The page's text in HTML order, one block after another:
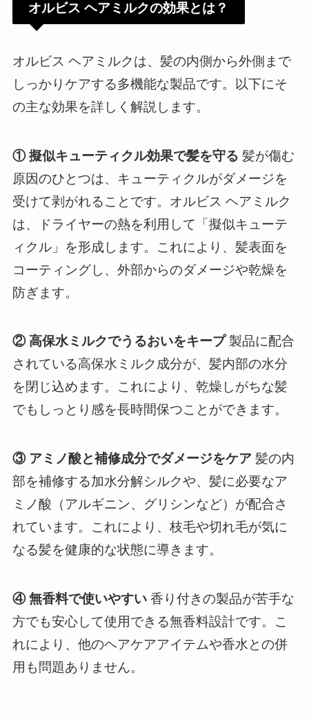
オルビス ヘアミルクの効果とは？
オルビス ヘアミルクは、髪の内側から外側まで
しっかりケアする多機能な製品です。以下にそ
の主な効果を詳しく解説します。
① 擬似キューティクル効果で髪を守る 髪が傷む
原因のひとつは、キューティクルがダメージを
受けて剥がれることです。オルビス ヘアミルク
は、ドライヤーの熱を利用して「擬似キューテ
ィクル」を形成します。これにより、髪表面を
コーティングし、外部からのダメージや乾燥を
防ぎます。
② 高保水ミルクでうるおいをキープ製品に配合
されている高保水ミルク成分が、髪内部の水分
を閉じ込めます。これにより、乾燥しがちな髪
でもしっとり感を長時間保つことができます。
③ アミノ酸と補修成分でダメージをケア髪の内
部を補修する加水分解シルクや、髪に必要なア
ミノ酸（アルギニン、グリシンなど）が配合さ
れています。これにより、枝毛や切れ毛が気に
なる髪を健康的な状態に導きます。
④ 無香料で使いやすい香り付きの製品が苦手な
方でも安心して使用できる無香料設計です。こ
れにより、他のヘアケアアイテムや香水との併
用も問題ありません。